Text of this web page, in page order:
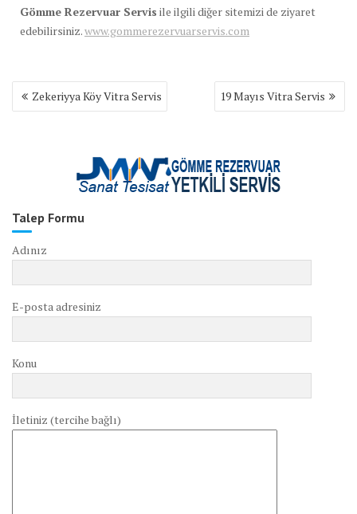
Gömme Rezervuar Servis ile ilgili diğer sitemizi de ziyaret
edebilirsiniz.www.gommerezervuarservis.com
Yazı
gezinmesi
Zekeriyya Köy Vitra Servis 19 Mayıs Vitra Servis
Talep Formu
Adınız
E-posta adresiniz
Konu
İletiniz (tercihe bağlı)